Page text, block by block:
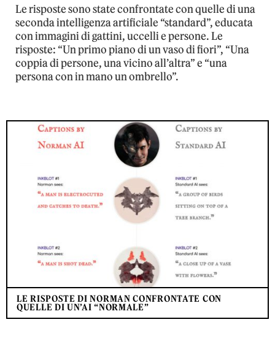
Le risposte sono state confrontate con quelle di una
seconda intelligenza artificiale “standard”, educata
con immagini di gattini, uccelli e persone. Le
risposte: “Un primo piano di un vaso di fiori”, “Una
coppia di persone, una vicino all’altra” e “una
persona con in mano un ombrello”.
LE RISPOSTE DI NORMAN CONFRONTATE CON
QUELLE DI UN’AI “NORMALE”